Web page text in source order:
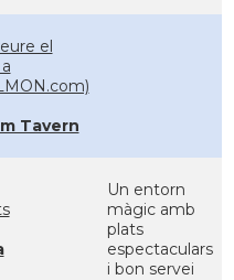
el
Tavern
Un entorn
màgic amb
plats
espectaculars
i bon servei